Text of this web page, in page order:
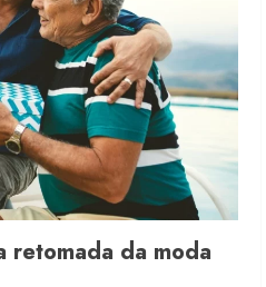
retomada da moda